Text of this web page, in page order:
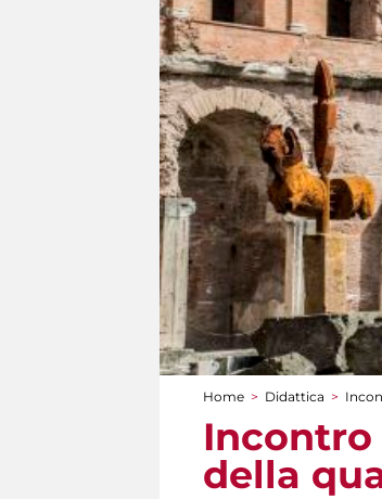
Tu sei qui
Home > Didattica >
Incontro
della